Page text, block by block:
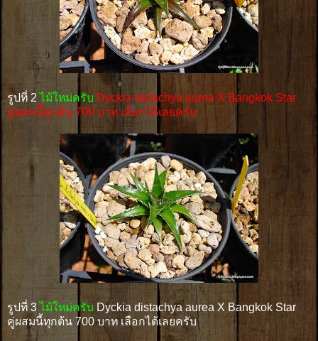
รูปที่ 2ไม้ใหม่ครับ Dyckia distachya aurea X Bangkok Star
คู่ผสมนี้ทุกต้น 700 บาท เลือกได้เลยครับ
รูปที่ 3ไม้ใหม่ครับ Dyckia distachya aurea X Bangkok Star
คู่ผสมนี้ทุกต้น 700 บาท เลือกได้เลยครับ